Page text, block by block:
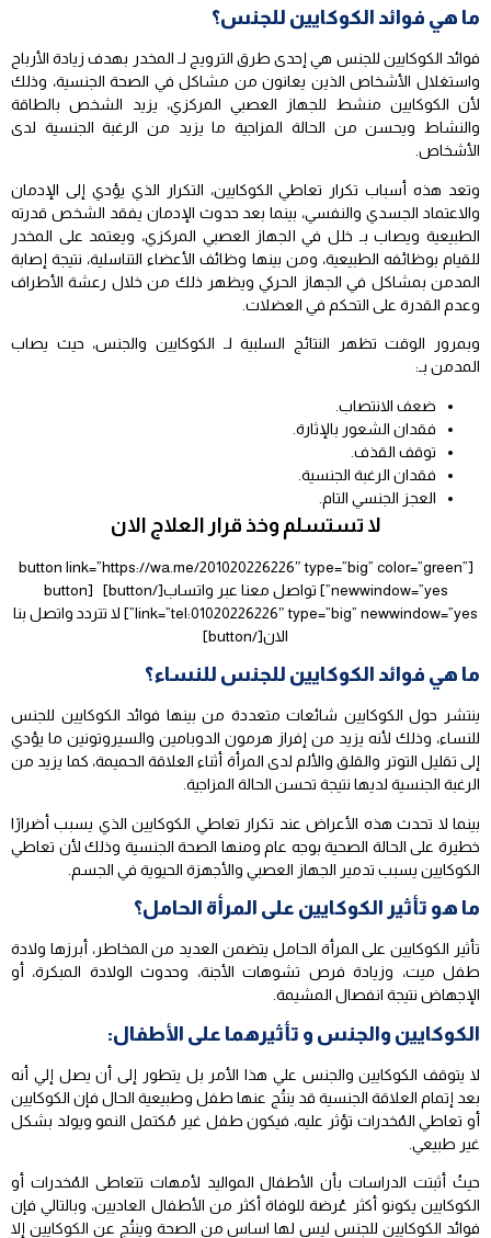
ما هي فوائد الكوكايين للجنس؟
فوائد الكوكايين للجنس هي إحدى طرق الترويج لـ المخدر بهدف زيادة الأرباح
واستغلال الأشخاص الذين يعانون من مشاكل في الصحة الجنسية، وذلك
لأن الكوكايين منشط للجهاز العصبي المركزي، يزيد الشخص بالطاقة
والنشاط ويحسن من الحالة المزاجية ما يزيد من الرغبة الجنسية لدى
الأشخاص.
وتعد هذه أسباب تكرار تعاطي الكوكايين، التكرار الذي يؤدي إلى الإدمان
والاعتماد الجسدي والنفسي، بينما بعد حدوث الإدمان يفقد الشخص قدرته
الطبيعية ويصاب بـ خلل في الجهاز العصبي المركزي، ويعتمد على المخدر
للقيام بوظائفه الطبيعية، ومن بينها وظائف الأعضاء التناسلية، نتيجة إصابة
المدمن بمشاكل في الجهاز الحركي ويظهر ذلك من خلال رعشة الأطراف
وعدم القدرة على التحكم في العضلات.
وبمرور الوقت تظهر النتائج السلبية لـ الكوكايين والجنس، حيث يصاب
المدمن بـ:
ضعف الانتصاب.
فقدان الشعور بالإثارة.
توقف القذف.
فقدان الرغبة الجنسية.
العجز الجنسي التام.
لا تستسلم وخذ قرار العلاج الان
[button link=”https://wa.me/201020226226″ type=”big” color=”green”
newwindow=”yes”] تواصل معنا عبر واتساب[/button] [button
link=”tel:01020226226″ type=”big” newwindow=”yes”] لا تتردد واتصل بنا
الان[/button]
ما هي فوائد الكوكايين للجنس للنساء؟
ينتشر حول الكوكايين شائعات متعددة من بينها فوائد الكوكايين للجنس
للنساء، وذلك لأنه يزيد من إفراز هرمون الدوبامين والسيروتونين ما يؤدي
إلى تقليل التوتر والقلق والألم لدى المرأة أثناء العلاقة الحميمة، كما يزيد من
الرغبة الجنسية لديها نتيجة تحسن الحالة المزاجية.
بينما لا تحدث هذه الأعراض عند تكرار تعاطي الكوكايين الذي يسبب أضرارًا
خطيرة على الحالة الصحية بوجه عام ومنها الصحة الجنسية وذلك لأن تعاطي
الكوكايين يسبب تدمير الجهاز العصبي والأجهزة الحيوية في الجسم.
ما هو تأثير الكوكايين على المرأة الحامل؟
تأثير الكوكايين على المرأة الحامل يتضمن العديد من المخاطر، أبرزها ولادة
طفل ميت، وزيادة فرص تشوهات الأجنة، وحدوث الولادة المبكرة، أو
الإجهاض نتيجة انفصال المشيمة.
الكوكايين والجنس و تأثيرهما على الأطفال:
لا يتوقف الكوكايين والجنس علي هذا الأمر بل يتطور إلى أن يصل إلي أنه
بعد إتمام العلاقة الجنسية قد ينتُج عنها طفل وطبيعية الحال فإن الكوكايين
أو تعاطي المُخدرات تؤثر عليه، فيكون طفل غير مُكتمل النمو ويولد بشكل
غير طبيعي.
حيثُ أثبتت الدراسات بأن الأطفال المواليد لأمهات تتعاطى المُخدرات أو
الكوكايين يكونو أكثر عُرضة للوفاة أكثر من الأطفال العاديين، وبالتالي فإن
فوائد الكوكايين للجنس ليس لها اساس من الصحة وينتُج عن الكوكايين إلا